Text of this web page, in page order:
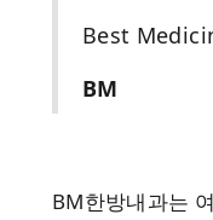
Best
BM
BM한방내과는